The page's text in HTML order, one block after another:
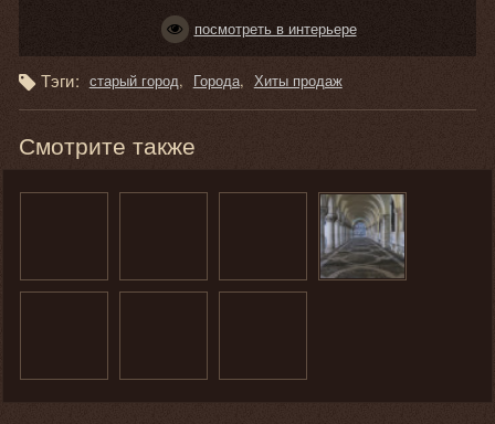
посмотреть в интерьере
Тэги: старый город Города Хиты продаж
Смотрите также